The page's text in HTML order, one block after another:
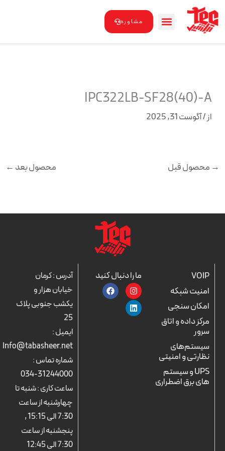
محتوا
مشاوره
IPC322LB-SF28(40)-A
از/آگوست 31, 2025
→ محصول قبل محصول بعد ←
VOIP
امنیت شبکه
امکان سنجی
مرکز داده و اتاق
سرور
سیستم‌های
نظارتی و امنیتی
UPS و سیستم
های برق اضطراری
ما را دنبال کنید
I
n
s
t
a
F
a
c
L
i
n
k
e
آدرس : کرمان
خیابان هزار و
یکشب جنوبی پلاک
25
ایمیل :
Info@tabasheer.net
شماره تماس :
31244000-034
ساعت کاری : شنبه تا
چهارشنبه از ساعت
7:30 الی 15:15 ,
پنجشنبه از ساعت
7:30 الی 12:45